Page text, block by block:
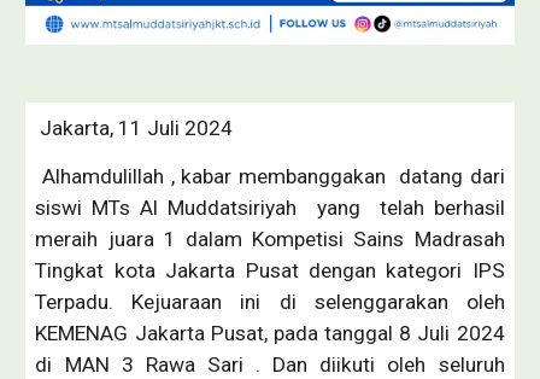
Jakarta, 11 Juli 2024
Alhamdulillah , kabar membanggakan datang dari
siswi MTs Al Muddatsiriyah yang telah berhasil
meraih juara 1 dalam Kompetisi Sains Madrasah
Tingkat kota Jakarta Pusat dengan kategori IPS
Terpadu. Kejuaraan ini di selenggarakan oleh
KEMENAG Jakarta Pusat, pada tanggal 8 Juli 2024
di MAN 3 Rawa Sari . Dan diikuti oleh seluruh